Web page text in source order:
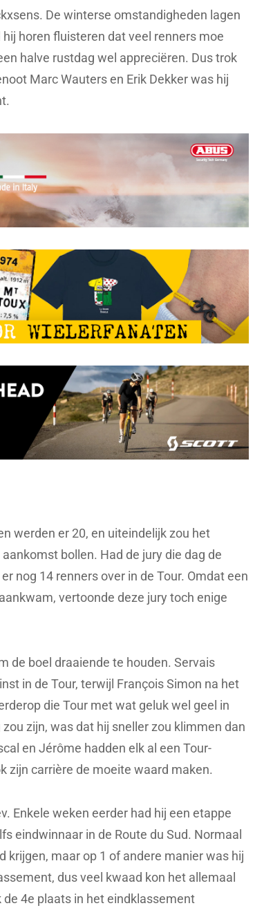
De winterse omstandigheden lagen
horen fluisteren dat veel renners moe
halve rustdag wel appreciëren. Dus trok
Marc Wauters en Erik Dekker was hij
werden er 20, en uiteindelijk zou het
bollen. Had de jury die dag de
nog 14 renners over in de Tour. Omdat een
vertoonde deze jury toch enige
de boel draaiende te houden. Servais
in de Tour, terwijl François Simon na het
die Tour met wat geluk wel geel in
zijn, was dat hij sneller zou klimmen dan
en Jérôme hadden elk al een Tour-
zijn carrière de moeite waard maken.
Enkele weken eerder had hij een etappe
eindwinnaar in de Route du Sud. Normaal
krijgen, maar op 1 of andere manier was hij
dus veel kwaad kon het allemaal
4e plaats in het eindklassement